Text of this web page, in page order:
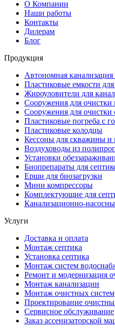
О Компании
Наши работы
Контакты
Дилерам
Блог
Продукция
Автономная канализация
Пластиковые емкости
Жироуловители для
Сооружения для очистки
Сооружения для очистки
Пластиковые погреба с
Пластиковые колодцы
Кессоны для скважины и
Воздуховоды из
Установки
Биопрепараты для
Ерши для биозагрузки
Мини компрессоры
Комплектующие для
Канализационно-
Услуги
Доставка и оплата
Монтаж септика
Установка септика
Монтаж систем
Ремонт и модернизация
Монтаж канализации
Монтаж очистных систем
Проектирование
Сервисное обслуживание
Заказ ассенизаторской